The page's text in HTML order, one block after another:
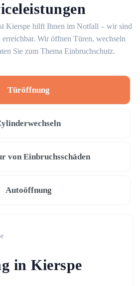
Kierspe hilft Ihnen im Notfall – wir sind
erreichbar. Wir öffnen Türen, wechseln
Sie zum Thema Einbruchschutz.
Türöffnung
von Einbruchsschäden
Autoöffnung
in Kierspe